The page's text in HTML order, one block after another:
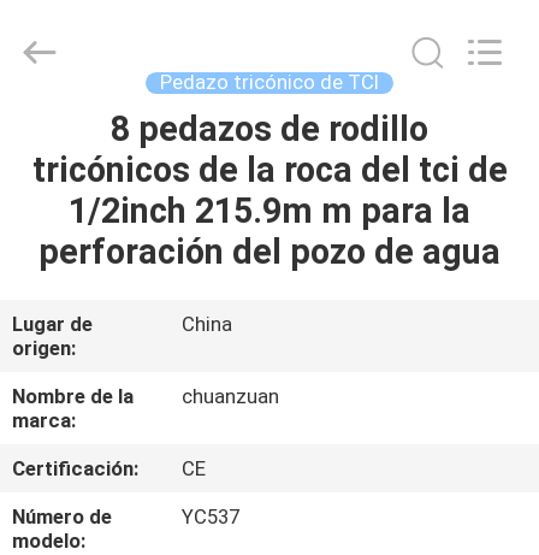
HOGAR
PRODUCTOS
SOBRE
NOSOTROS
VIAJE
DE
LA
FÁBRICA
Proveedor.
Copyright
Pedazo tricónico de TCI
8 pedazos de rodillo
tricónicos de la roca del tci de
1/2inch 215.9m m para la
perforación del pozo de agua
Lugar de
origen:
China
Nombre de la
marca:
chuanzuan
Certificación:
CE
Número de
modelo:
YC537